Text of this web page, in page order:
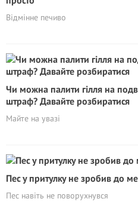
Відмінне печиво
Чи можна палити гілля на
штраф? Давайте розбиратися
Майте на увазі
Пес у притулку не зробив до
Пес навіть не поворухнувся